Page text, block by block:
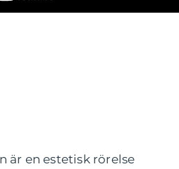
är en estetisk rörelse